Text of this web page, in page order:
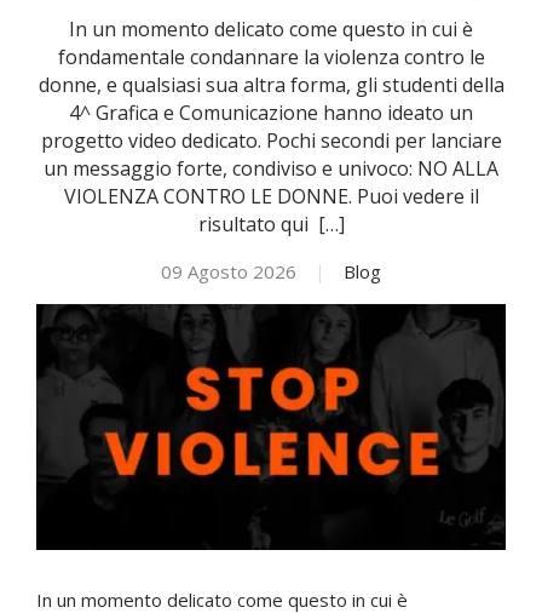
NOVITÀ
ISCRIVITI
ESAMI DI IDONEITÀ
In un momento delicato come questo in cui è
fondamentale condannare la violenza contro le
donne, e qualsiasi sua altra forma, gli studenti della
4^ Grafica e Comunicazione hanno ideato un
progetto video dedicato. Pochi secondi per lanciare
un messaggio forte, condiviso e univoco: NO ALLA
VIOLENZA CONTRO LE DONNE. Puoi vedere il
risultato qui […]
09 Agosto 2026 | Blog
In un momento delicato come questo in cui è